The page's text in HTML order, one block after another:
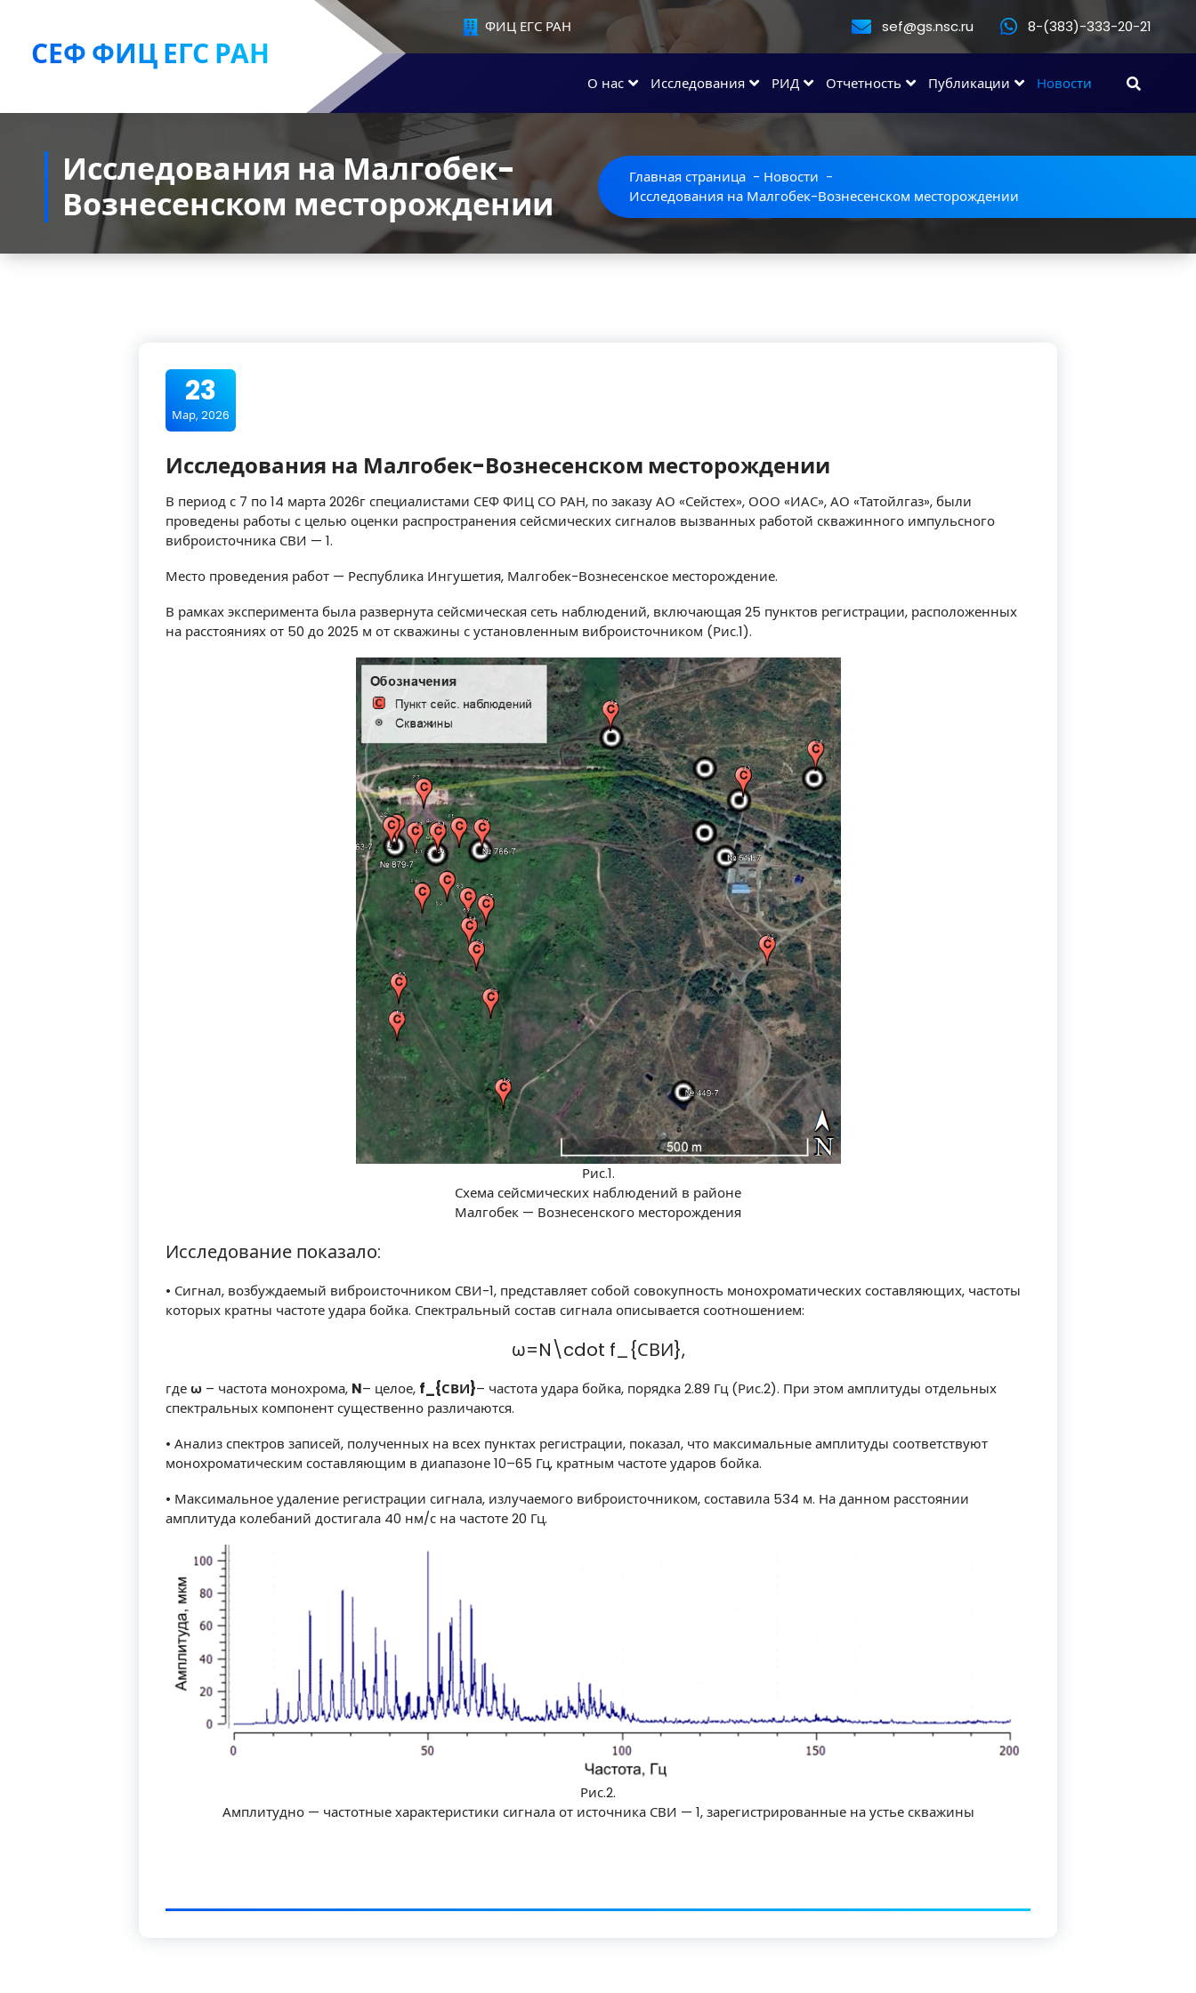
содержимому
ФИЦ ЕГС РАН sef@gs.nsc.ru 8-(383)-333-20-21
СЕФ ФИЦ ЕГС РАН
О нас Исследования РИД Отчетность Публикации Новости
Исследования на Малгобек-
Вознесенском месторождении
Главная страница - Новости -
Исследования на Малгобек-Вознесенском месторождении
23
Мар, 2026
Исследования на Малгобек-Вознесенском месторождении
В период с 7 по 14 марта 2026г специалистами СЕФ ФИЦ СО РАН, по заказу АО «Сейстех», ООО «ИАС», АО «Татойлгаз», были
проведены работы с целью оценки распространения сейсмических сигналов вызванных работой скважинного импульсного
виброисточника СВИ — 1.
Место проведения работ — Республика Ингушетия, Малгобек-Вознесенское месторождение.
В рамках эксперимента была развернута сейсмическая сеть наблюдений, включающая 25 пунктов регистрации, расположенных
на расстояниях от 50 до 2025 м от скважины с установленным виброисточником (Рис.1).
Рис.1.
Схема сейсмических наблюдений в районе
Малгобек — Вознесенского месторождения
Исследование показало:
• Сигнал, возбуждаемый виброисточником СВИ-1, представляет собой совокупность монохроматических составляющих, частоты
которых кратны частоте удара бойка. Спектральный состав сигнала описывается соотношением:
ω=N\cdot f_{СВИ},
гдеω – частота монохрома, N– целое, f_{СВИ}– частота удара бойка, порядка 2.89 Гц (Рис.2). При этом амплитуды отдельных
спектральных компонент существенно различаются.
• Анализ спектров записей, полученных на всех пунктах регистрации, показал, что максимальные амплитуды соответствуют
монохроматическим составляющим в диапазоне 10–65 Гц, кратным частоте ударов бойка.
• Максимальное удаление регистрации сигнала, излучаемого виброисточником, составила 534 м. На данном расстоянии
амплитуда колебаний достигала 40 нм/с на частоте 20 Гц.
Рис.2.
Амплитудно — частотные характеристики сигнала от источника СВИ — 1, зарегистрированные на устье скважины